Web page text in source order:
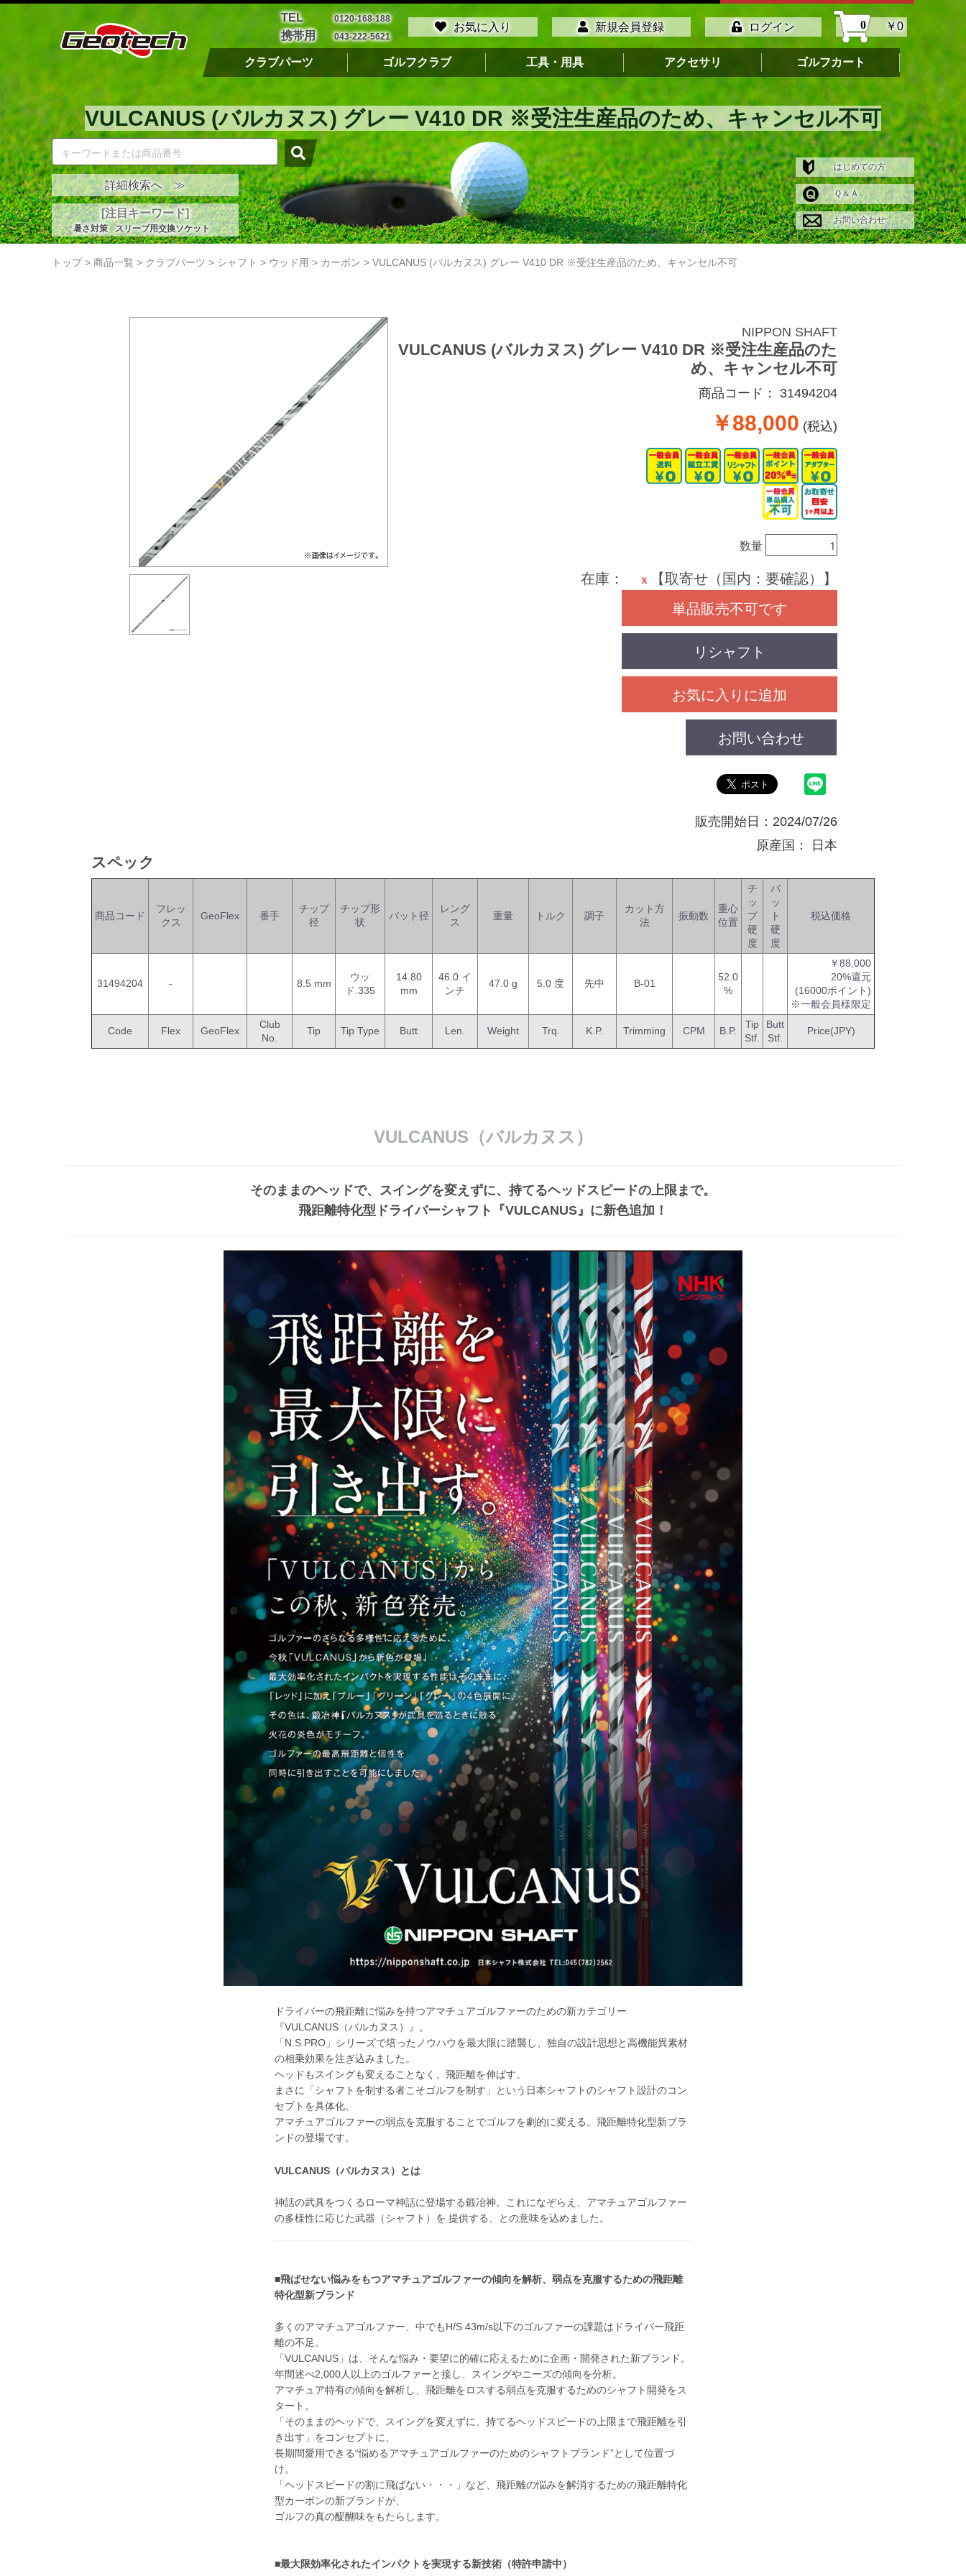
TEL 0120-168-188
携帯用 043-222-5621
お気に入り 新規会員登録 ログイン 0 ￥0
クラブパーツ ゴルフクラブ 工具・用具 アクセサリ ゴルフカート
VULCANUS (バルカヌス) グレー V410 DR ※受注生産品のため、キャンセル不可
詳細検索へ ≫
[注目キーワード]
暑さ対策 スリーブ用交換ソケット
はじめての方
Ｑ＆Ａ
お問い合わせ
トップ > 商品一覧 > クラブパーツ > シャフト > ウッド用 > カーボン > VULCANUS (バルカヌス) グレー V410 DR ※受注生産品のため、キャンセル不可
NIPPON SHAFT
VULCANUS (バルカヌス) グレー V410 DR ※受注生産品のた
め、キャンセル不可
商品コード： 31494204
￥88,000 (税込)
数量
在庫： ｘ 【取寄せ（国内：要確認）】
単品販売不可です
リシャフト
お気に入りに追加
お買い物を続ける カートへ進む
お買い物を続ける パーツの選択へ進む
お問い合わせ
販売開始日：2024/07/26
原産国：
日本
スペック
商品コード
フレッ
クス
GeoFlex 番手
チップ
径
チップ形
状
バット径
レング
ス
重量 トルク 調子
カット方
法
振動数
重心
位置
チ
ッ
プ
硬
度
バ
ッ
ト
硬
度
税込価格
31494204 - 8.5 mm
ウッ
ド.335
14.80
mm
46.0 イ
ンチ
47.0 g 5.0 度 先中 B-01
52.0
%
￥88,000
20%還元
(16000ポイント)
※一般会員様限定
Code Flex GeoFlex
Club
No.
Tip Tip Type Butt Len. Weight Trq. K.P. Trimming CPM B.P.
Tip
Stf.
Butt
Stf.
Price(JPY)
VULCANUS（バルカヌス）
そのままのヘッドで、スイングを変えずに、持てるヘッドスピードの上限まで。
飛距離特化型ドライバーシャフト『VULCANUS』に新色追加！
ドライバーの飛距離に悩みを持つアマチュアゴルファーのための新カテゴリー
『VULCANUS（バルカヌス）』。
「N.S.PRO」シリーズで培ったノウハウを最大限に踏襲し、独自の設計思想と高機能異素材
の相乗効果を注ぎ込みました。
ヘッドもスイングも変えることなく、飛距離を伸ばす。
まさに「シャフトを制する者こそゴルフを制す」という日本シャフトのシャフト設計のコン
セプトを具体化。
アマチュアゴルファーの弱点を克服することでゴルフを劇的に変える。飛距離特化型新ブラ
ンドの登場です。
VULCANUS（バルカヌス）とは
神話の武具をつくるローマ神話に登場する鍛冶神。これになぞらえ、アマチュアゴルファー
の多様性に応じた武器（シャフト）を 提供する、との意味を込めました。
■飛ばせない悩みをもつアマチュアゴルファーの傾向を解析、弱点を克服するための飛距離
特化型新ブランド
多くのアマチュアゴルファー、中でもH/S 43m/s以下のゴルファーの課題はドライバー飛距
離の不足。
「VULCANUS」は、そんな悩み・要望に的確に応えるために企画・開発された新ブランド。
年間述べ2,000人以上のゴルファーと接し、スイングやニーズの傾向を分析。
アマチュア特有の傾向を解析し、飛距離をロスする弱点を克服するためのシャフト開発をス
タート。
「そのままのヘッドで、スイングを変えずに、持てるヘッドスピードの上限まで飛距離を引
き出す」をコンセプトに、
長期間愛用できる“悩めるアマチュアゴルファーのためのシャフトブランド”として位置づ
け。
「ヘッドスピードの割に飛ばない・・・」など、飛距離の悩みを解消するための飛距離特化
型カーボンの新ブランドが、
ゴルフの真の醍醐味をもたらします。
■最大限効率化されたインパクトを実現する新技術（特許申請中）